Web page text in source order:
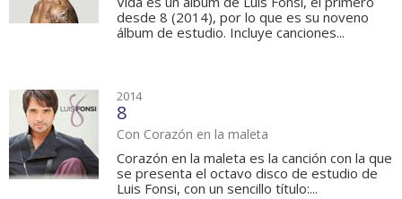
desde 8 (2014), por lo que es su noveno
álbum de estudio. Incluye canciones...
2014
8
Con Corazón en la maleta
Corazón en la maleta es la canción con la que
se presenta el octavo disco de estudio de
Luis Fonsi, con un sencillo título:...